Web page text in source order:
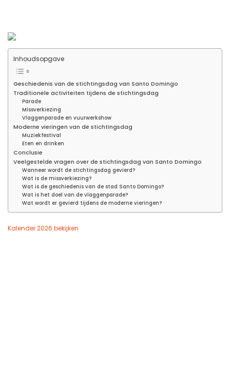
Inhoudsopgave
Geschiedenis van de stichtingsdag van Santo Domingo
Traditionele activiteiten tijdens de stichtingsdag
Parade
Missverkiezing
Vlaggenparade en vuurwerkshow
Moderne vieringen van de stichtingsdag
Muziekfestival
Eten en drinken
Conclusie
Veelgestelde vragen over de stichtingsdag van Santo Domingo
Wanneer wordt de stichtingsdag gevierd?
Wat is de missverkiezing?
Wat is de geschiedenis van de stad Santo Domingo?
Wat is het doel van de vlaggenparade?
Wat wordt er gevierd tijdens de moderne vieringen?
Kalender 2026 bekijken